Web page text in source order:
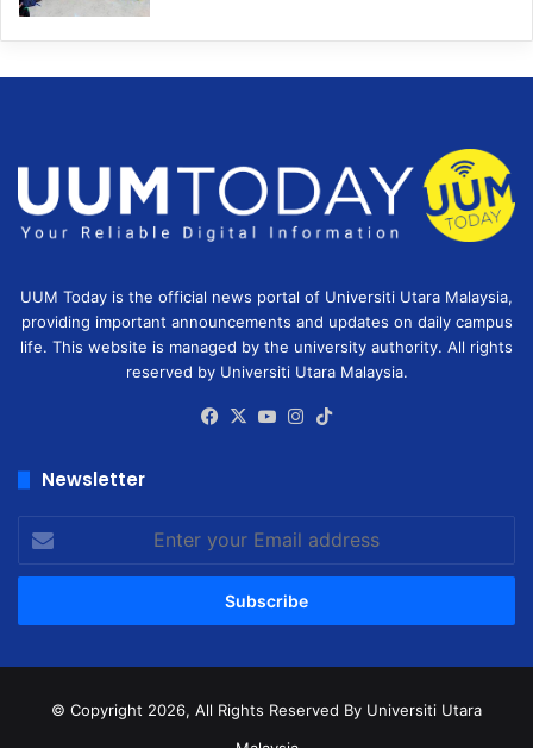
UUM Today is the official news portal of Universiti Utara Malaysia,
providing important announcements and updates on daily campus
life. This website is managed by the university authority. All rights
reserved by Universiti Utara Malaysia.
Facebook
X YouTubeInstagram
Newsletter
your
Email
© Copyright 2026, All Rights Reserved By Universiti Utara